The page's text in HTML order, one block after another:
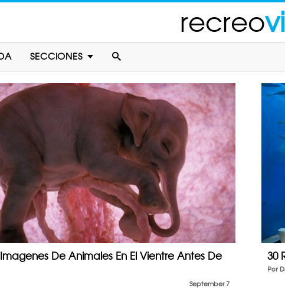
recreo
SECCIONES
De Animales En El Vientre Antes De
September 7
30
Por